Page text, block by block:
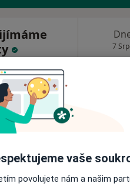
hygienista,
·Více
7
vaše
povolujete nám a našim